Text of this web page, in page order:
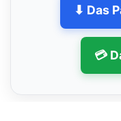
⬇ Das
💳